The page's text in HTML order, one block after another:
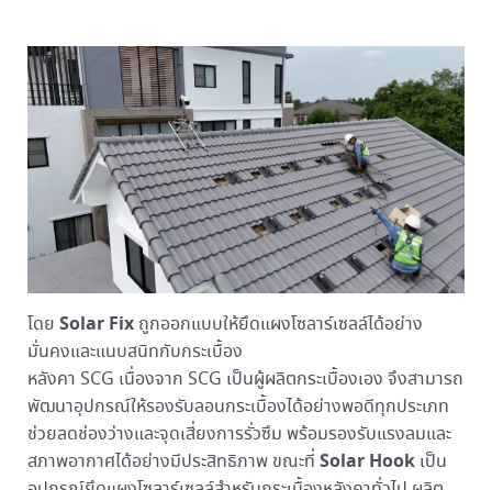
โดย Solar Fixถูกออกแบบให้ยึดแผงโซลาร์เซลล์ได้อย่าง
มั่นคงและแนบสนิทกับกระเบื้อง
หลังคา SCG เนื่องจาก SCG เป็นผู้ผลิตกระเบื้องเอง จึงสามารถ
พัฒนาอุปกรณ์ให้รองรับลอนกระเบื้องได้อย่างพอดีทุกประเภท
ช่วยลดช่องว่างและจุดเสี่ยงการรั่วซึม พร้อมรองรับแรงลมและ
สภาพอากาศได้อย่างมีประสิทธิภาพ ขณะที่ Solar Hookเป็น